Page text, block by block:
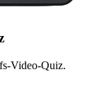
Video-Quiz.